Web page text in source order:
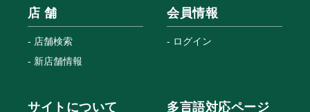
店 舗
店舗検索
新店舗情報
会員情報
ログイン
サイトについて 多言語対応ページ